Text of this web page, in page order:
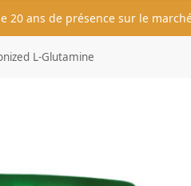
20 ans de présence sur le
L-Glutamine